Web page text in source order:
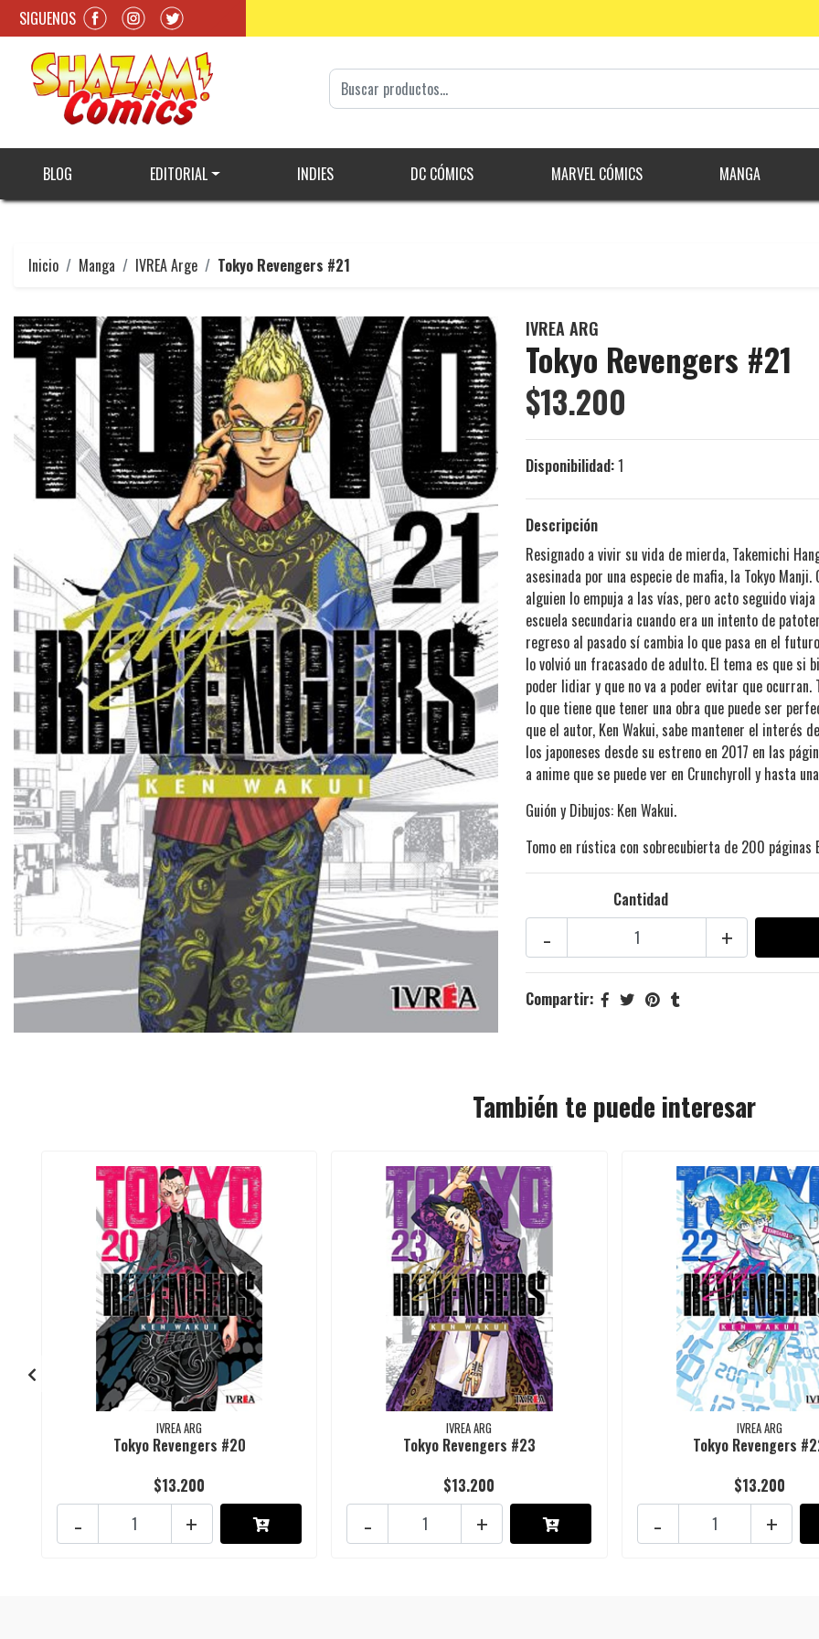
SIGUENOS
BLOG EDITORIAL INDIES DC CÓMICS MARVEL CÓMICS MANGA
Inicio Manga IVREA Arge Tokyo Revengers #21
IVREA ARG
Tokyo Revengers #21
$13.200
Disponibilidad:1
Descripción
Resignado a vivir su vida de mierda, Takemichi
asesinada por una especie de mafia, la Tokyo
alguien lo empuja a las vías, pero acto seguido
escuela secundaria cuando era un intento de
regreso al pasado sí cambia lo que pasa en el
lo volvió un fracasado de adulto. El tema es que si
poder lidiar y que no va a poder evitar que
lo que tiene que tener una obra que puede ser
que el autor, Ken Wakui, sabe mantener el interés
los japoneses desde su estreno en 2017 en las
a anime que se puede ver en Crunchyroll y hasta
Guión y Dibujos: Ken Wakui.
Tomo en rústica con sobrecubierta de 200 páginas
Cantidad
+
-
Compartir:
También te puede interesar
IVREA ARG
Tokyo Revengers #20
$13.200
+
-
IVREA ARG
Tokyo Revengers #23
$13.200
+
-
IVREA ARG
Tokyo Revengers
$13.200
+
-